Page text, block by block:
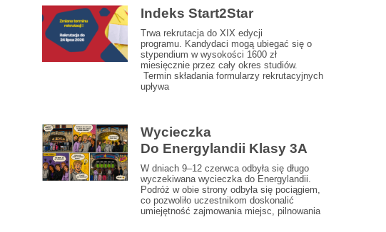
Indeks Start2Star
Trwa rekrutacja do XIX edycji
programu. Kandydaci mogą ubiegać się o
stypendium w wysokości 1600 zł
miesięcznie przez cały okres studiów.
Termin składania formularzy rekrutacyjnych
upływa
Wycieczka
Do Energylandii Klasy 3A
W dniach 9–12 czerwca odbyła się długo
wyczekiwana wycieczka do Energylandii.
Podróż w obie strony odbyła się pociągiem,
co pozwoliło uczestnikom doskonalić
umiejętność zajmowania miejsc, pilnowania